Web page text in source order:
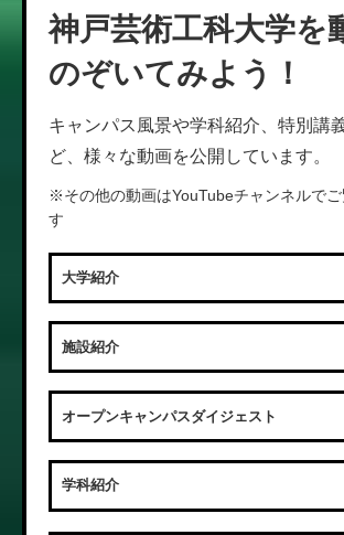
神戸芸術工科大学を
のぞいてみよう！
キャンパス風景や学科紹介、特別講
ど、様々な動画を公開しています。
※その他の動画はYouTubeチャンネルでご
す
大学紹介
施設紹介
オープンキャンパスダイジェスト
学科紹介